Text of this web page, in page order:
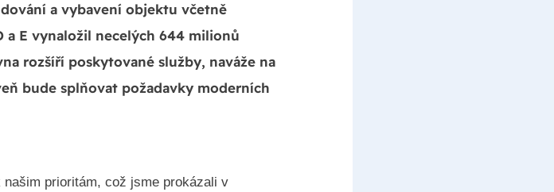
a vybavení objektu včetně
E vynaložil necelých 644 milionů
rozšíří poskytované služby, naváže na
bude splňovat požadavky moderních
prioritám, což jsme prokázali v